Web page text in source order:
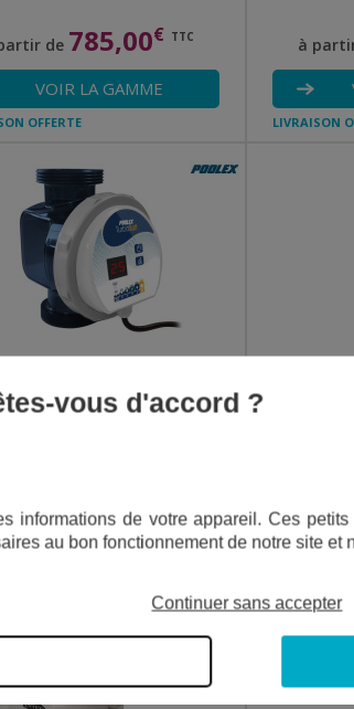
de 785,00€ TTC
VOIR LA GAMME
OFFERTE
à
LIVRAISON
VOIR LA GAMME
LIVRAISON
vous d'accord ?
informations de votre appareil. Ces
au bon fonctionnement de notre site et
Continuer sans accepter